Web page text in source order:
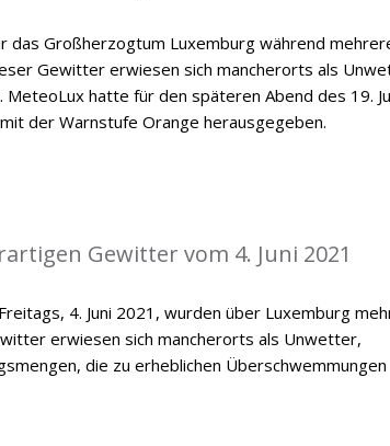
das Großherzogtum Luxemburg während
Gewitter erwiesen sich mancherorts als
hatte für den späteren Abend des 19.
der Warnstufe Orange herausgegeben.
Gewitter vom 4. Juni 2021
4. Juni 2021, wurden über Luxemburg
erwiesen sich mancherorts als Unwetter,
die zu erheblichen Überschwemmungen